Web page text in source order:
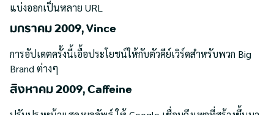
แบ่งออกเป็นหลาย URL
มกราคม 2009, Vince
การอัปเดตครั้งนี้เอื้อประโยชน์ให้กับตัวคีย์เวิร์ดสำหรับพวก Big
Brand ต่างๆ
สิงหาคม 2009, Caffeine